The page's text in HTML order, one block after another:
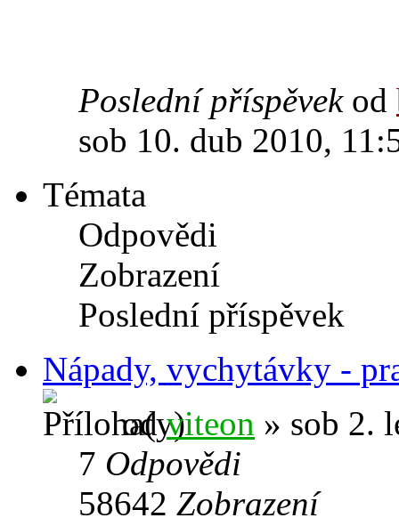
Poslední příspěvek od
sob 10. dub 2010,
Témata
Odpovědi
Zobrazení
Poslední příspěvek
Nápady, vychytávky -
odviteon » sob 2.
7 Odpovědi
58642 Zobrazení